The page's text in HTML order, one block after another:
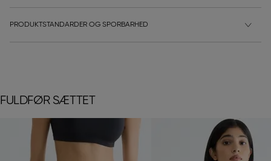
PRODUKTSTANDARDER OG SPORBARHED
FULDFØR SÆTTET